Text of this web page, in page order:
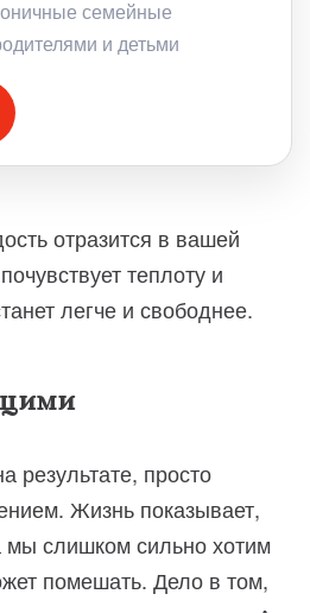
семейные
и детьми
отразится в вашей
теплоту и
легче и свободнее.
результате, просто
Жизнь показывает,
мы слишком сильно хотим
помешать. Дело в том,